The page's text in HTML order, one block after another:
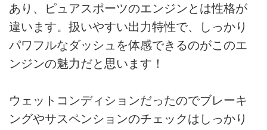
あり、ピュアスポーツのエンジンとは性格が
違います。扱いやすい出力特性で、しっかり
パワフルなダッシュを体感できるのがこのエ
ンジンの魅力だと思います！
ウェットコンディションだったのでブレーキ
ングやサスペンションのチェックはしっかり